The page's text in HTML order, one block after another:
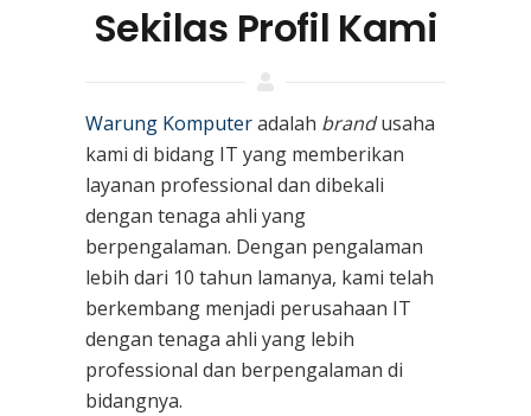
Sekilas Profil Kami
Warung Komputeradalah brandusaha
kami di bidang IT yang memberikan
layanan professional dan dibekali
dengan tenaga ahli yang
berpengalaman. Dengan pengalaman
lebih dari 10 tahun lamanya, kami telah
berkembang menjadi perusahaan IT
dengan tenaga ahli yang lebih
professional dan berpengalaman di
bidangnya.